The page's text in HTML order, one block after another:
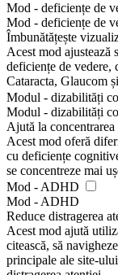
Mod - deficiențe de
Mod - deficiențe de
Îmbunătățește
Acest mod
deficiențe de
Cataracta, Glaucom
Modul - dizabilități
Modul - dizabilități
Ajută la
Acest mod oferă
cu deficiențe
se concentreze mai
Mod - ADHD
Mod - ADHD
Reduce distragerea
Acest mod ajută
citească, să
principale ale site-